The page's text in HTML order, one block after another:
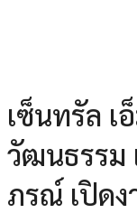
เซ็นทรัล เ
วัฒนธรรม
ภรณ์ เปิดง